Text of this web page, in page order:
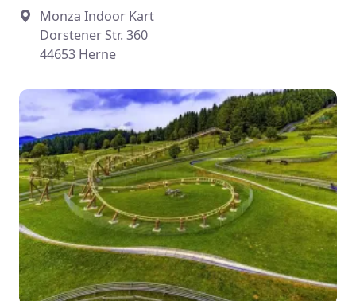
Monza Indoor Kart
Dorstener Str. 360
44653 Herne